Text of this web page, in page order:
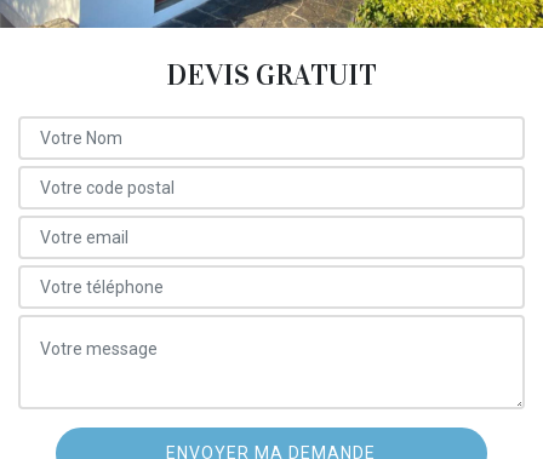
DEVIS GRATUIT